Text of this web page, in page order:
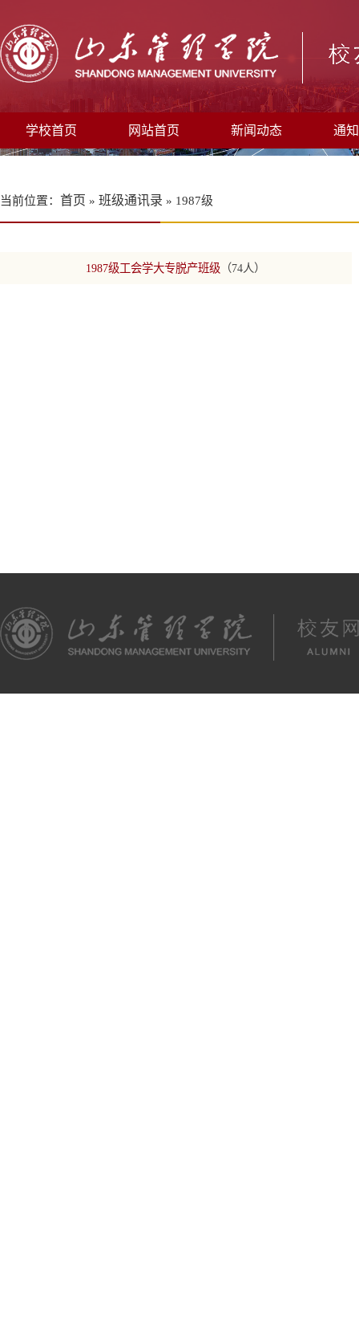
学校首页 网站首页 新闻动态 通
当前位置： 首页 » 班级通讯录 » 1987级
1987级工会学大专脱产班级 （74人）